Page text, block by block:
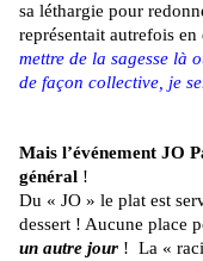
sa léthargie pour
représentait autrefois en
mettre de la sagesse là
de façon collective, je
Mais l’événement JO
général !
Du « JO » le plat est
dessert ! Aucune place
un autre jour ! La «